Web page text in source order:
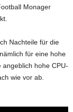
Monager
Nachteile für die
für eine hohe
hohe CPU-
wie vor ab.